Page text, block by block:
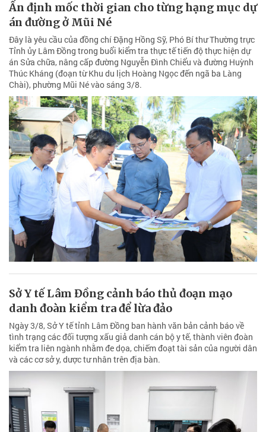
Ấn định mốc thời gian cho từng hạng mục dự
án đường ở Mũi Né
Đây là yêu cầu của đồng chí Đặng Hồng Sỹ, Phó Bí thư Thường trực
Tỉnh ủy Lâm Đồng trong buổi kiểm tra thực tế tiến độ thực hiện dự
án Sửa chữa, nâng cấp đường Nguyễn Đình Chiểu và đường Huỳnh
Thúc Kháng (đoạn từ Khu du lịch Hoàng Ngọc đến ngã ba Làng
Chài), phường Mũi Né vào sáng 3/8.
Sở Y tế Lâm Đồng cảnh báo thủ đoạn mạo
danh đoàn kiểm tra để lừa đảo
Ngày 3/8, Sở Y tế tỉnh Lâm Đồng ban hành văn bản cảnh báo về
tình trạng các đối tượng xấu giả danh cán bộ y tế, thành viên đoàn
kiểm tra liên ngành nhằm đe dọa, chiếm đoạt tài sản của người dân
và các cơ sở y, dược tư nhân trên địa bàn.